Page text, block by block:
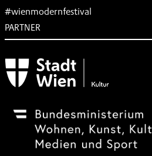
#wienmodernfestival
PARTNER
Subventionsgeber